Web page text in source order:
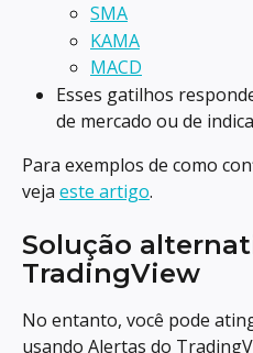
SMA
KAMA
MACD
Esses gatilhos
de mercado ou de
Para exemplos de como
veja este artigo.
Solução
TradingView
No entanto, você pode
usando Alertas do